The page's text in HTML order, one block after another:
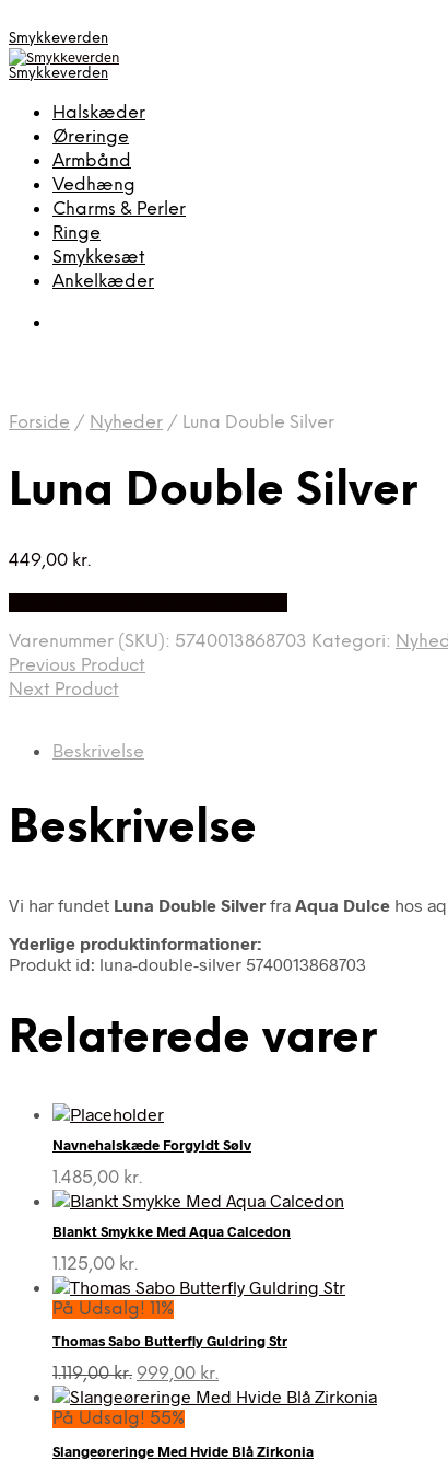
Smykkeverden
Smykkeverden
Halskæder
Øreringe
Armbånd
Vedhæng
Charms & Perler
Ringe
Smykkesæt
Ankelkæder
Forside / Nyheder / Luna Double Silver
Luna Double Silver
449,00 kr.
Varenummer (SKU): 5740013868703 Kategori:
Previous Product
Next Product
Beskrivelse
Beskrivelse
Vi har fundet Luna Double Silver fra Aqua Dulce hos
Yderlige produktinformationer:
Produkt id: luna-double-silver 5740013868703
Relaterede varer
Navnehalskæde Forgyldt Sølv
1.485,00 kr.
Blankt Smykke Med Aqua Calcedon
1.125,00 kr.
På Udsalg! 11%
Thomas Sabo Butterfly Guldring Str
1.119,00kr. Den
oprindelige
pris
1.119,00 kr..
999,00 kr.
aktuelle
999,00 kr..
På Udsalg! 55%
Slangeøreringe Med Hvide Blå Zirkonia